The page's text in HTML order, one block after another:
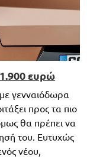
ευρώ
γενναιόδωρα
προς τα πιο
θα πρέπει να
του. Ευτυχώς
νέου,